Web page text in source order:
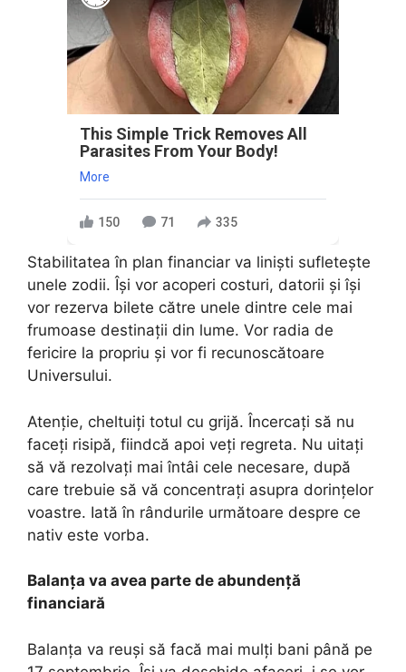
This Simple Trick Removes All
Parasites From Your Body!
More
150 71 335
Stabilitatea în plan financiar va liniști sufletește
unele zodii. Își vor acoperi costuri, datorii și își
vor rezerva bilete către unele dintre cele mai
frumoase destinații din lume. Vor radia de
fericire la propriu și vor fi recunoscătoare
Universului.
Atenție, cheltuiți totul cu grijă. Încercați să nu
faceți risipă, fiindcă apoi veți regreta. Nu uitați
să vă rezolvați mai întâi cele necesare, după
care trebuie să vă concentrați asupra dorințelor
voastre. Iată în rândurile următoare despre ce
nativ este vorba.
Balanța va avea parte de abundență
financiară
Balanța va reuși să facă mai mulți bani până pe